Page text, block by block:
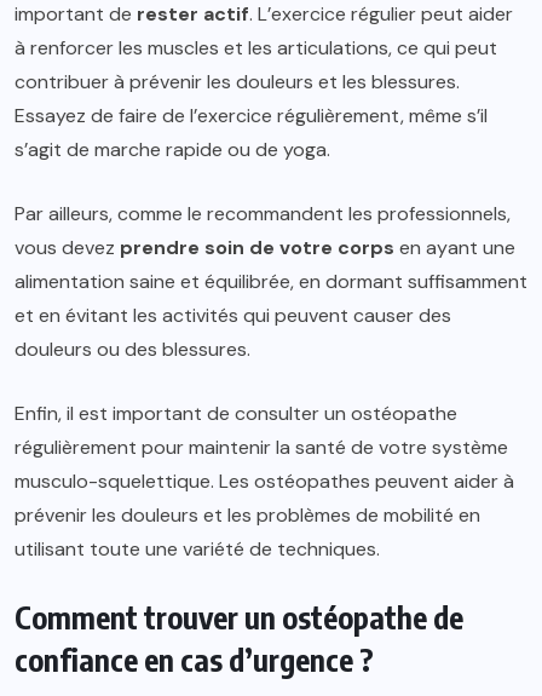
important de rester actif. L’exercice régulier peut aider
à renforcer les muscles et les articulations, ce qui peut
contribuer à prévenir les douleurs et les blessures.
Essayez de faire de l’exercice régulièrement, même s’il
s’agit de marche rapide ou de yoga.
Par ailleurs, comme le recommandent les professionnels,
vous devez prendre soin de votre corps en ayant une
alimentation saine et équilibrée, en dormant suffisamment
et en évitant les activités qui peuvent causer des
douleurs ou des blessures.
Enfin, il est important de consulter un ostéopathe
régulièrement pour maintenir la santé de votre système
musculo-squelettique. Les ostéopathes peuvent aider à
prévenir les douleurs et les problèmes de mobilité en
utilisant toute une variété de techniques.
Comment trouver un ostéopathe de
confiance en cas d’urgence ?